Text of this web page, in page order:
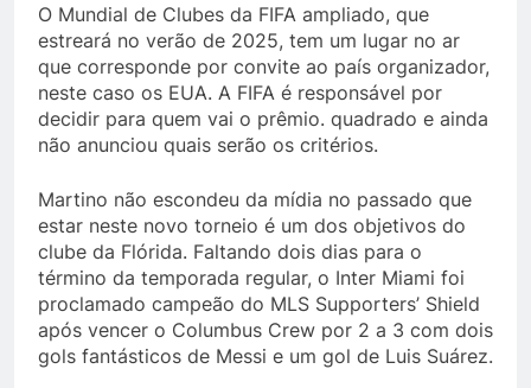
O Mundial de Clubes da FIFA ampliado, que
estreará no verão de 2025, tem um lugar no ar
que corresponde por convite ao país organizador,
neste caso os EUA. A FIFA é responsável por
decidir para quem vai o prêmio. quadrado e ainda
não anunciou quais serão os critérios.
Martino não escondeu da mídia no passado que
estar neste novo torneio é um dos objetivos do
clube da Flórida. Faltando dois dias para o
término da temporada regular, o Inter Miami foi
proclamado campeão do MLS Supporters’ Shield
após vencer o Columbus Crew por 2 a 3 com dois
gols fantásticos de Messi e um gol de Luis Suárez.